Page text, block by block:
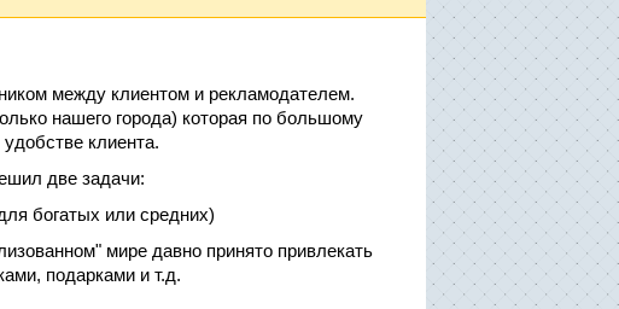
между клиентом и рекламодателем.
нашего города) которая по большому
клиента.
две задачи:
богатых или средних)
мире давно принято привлекать
подарками и т.д.